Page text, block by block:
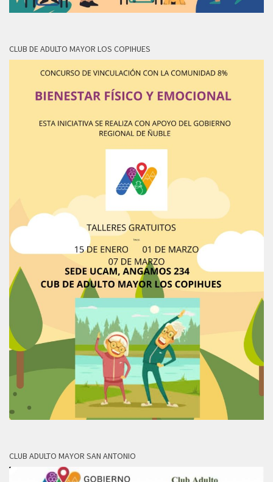
CLUB DE ADULTO MAYOR LOS COPIHUES
CLUB ADULTO MAYOR SAN ANTONIO